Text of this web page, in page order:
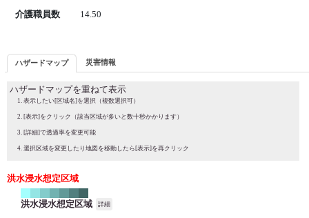
介護職員数 14.50
ハザードマップ 災害情報
ハザードマップを重ねて表示
表示したい[区域名]を選択（複数選択可）
[表示]をクリック（該当区域が多いと数十秒かかります）
[詳細]で透過率を変更可能
選択区域を変更したり地図を移動したら[表示]を再クリック
洪水浸水想定区域
洪水浸水想定区域 詳細